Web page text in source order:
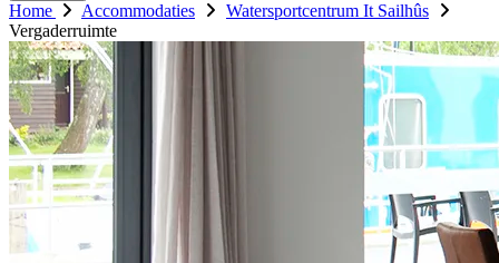
Home Accommodaties
Watersportcentrum It Sailhûs
Vergaderruimte